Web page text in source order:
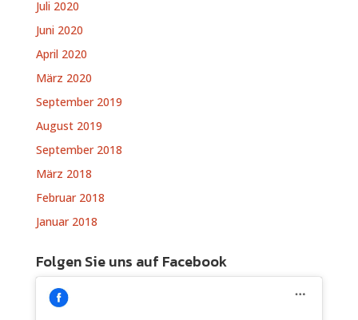
Juli 2020
Juni 2020
April 2020
März 2020
September 2019
August 2019
September 2018
März 2018
Februar 2018
Januar 2018
Folgen Sie uns auf Facebook